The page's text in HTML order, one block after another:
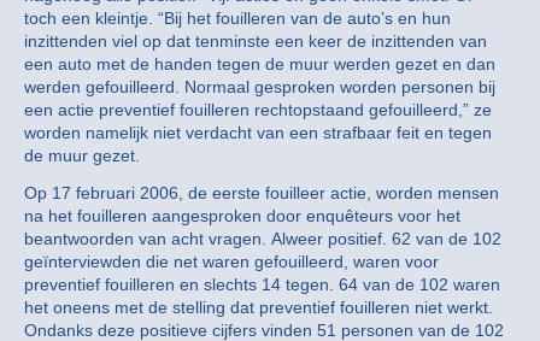
toch een kleintje. “Bij het fouilleren van de auto’s en hun
inzittenden viel op dat tenminste een keer de inzittenden van
een auto met de handen tegen de muur werden gezet en dan
werden gefouilleerd. Normaal gesproken worden personen bij
een actie preventief fouilleren rechtopstaand gefouilleerd,” ze
worden namelijk niet verdacht van een strafbaar feit en tegen
de muur gezet.
Op 17 februari 2006, de eerste fouilleer actie, worden mensen
na het fouilleren aangesproken door enquêteurs voor het
beantwoorden van acht vragen. Alweer positief. 62 van de 102
geïnterviewden die net waren gefouilleerd, waren voor
preventief fouilleren en slechts 14 tegen. 64 van de 102 waren
het oneens met de stelling dat preventief fouilleren niet werkt.
Ondanks deze positieve cijfers vinden 51 personen van de 102